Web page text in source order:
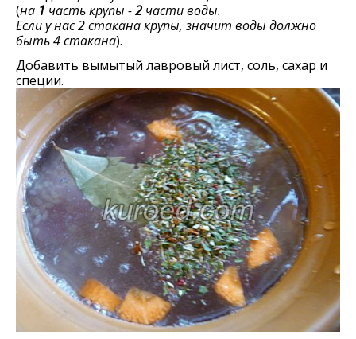
(на 1 часть крупы -2 части воды.
Если у нас 2 стакана крупы, значит воды должно
быть 4 стакана).
Добавить вымытый лавровый лист, соль, сахар и
специи.